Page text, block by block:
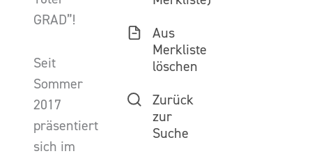
GRAD”!
Seit
Sommer
2017
präsentiert
sich im
Aus
Merkliste
löschen
Zurück
zur
Suche